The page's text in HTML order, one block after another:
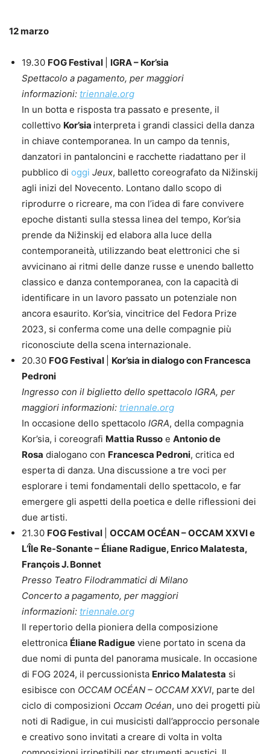
12 marzo
19.30 FOG Festival
IGRA – Kor’sia
Spettacolo a pagamento, per maggiori
informazioni: triennale.org
In un botta e risposta tra passato e presente, il
collettivo Kor’sia interpreta i grandi classici della danza
in chiave contemporanea. In un campo da tennis,
danzatori in pantaloncini e racchette riadattano per il
pubblico di oggi Jeux, balletto coreografato da Nižinskij
agli inizi del Novecento. Lontano dallo scopo di
riprodurre o ricreare, ma con l’idea di fare convivere
epoche distanti sulla stessa linea del tempo, Kor’sia
prende da Nižinskij ed elabora alla luce della
contemporaneità, utilizzando beat elettronici che si
avvicinano ai ritmi delle danze russe e unendo balletto
classico e danza contemporanea, con la capacità di
identificare in un lavoro passato un potenziale non
ancora esaurito. Kor’sia, vincitrice del Fedora Prize
2023, si conferma come una delle compagnie più
riconosciute della scena internazionale.
20.30 FOG Festival
Kor’sia in dialogo con Francesca
Pedroni
Ingresso con il biglietto dello spettacolo IGRA, per
maggiori informazioni: triennale.org
In occasione dello spettacolo IGRA, della compagnia
Kor’sia, i coreografi Mattia Russo e Antonio de
Rosa dialogano con Francesca Pedroni, critica ed
esperta di danza. Una discussione a tre voci per
esplorare i temi fondamentali dello spettacolo, e far
emergere gli aspetti della poetica e delle riflessioni dei
due artisti.
21.30 FOG Festival
OCCAM OCÉAN – OCCAM XXVI e
L’Île Re-Sonante – Éliane Radigue, Enrico Malatesta,
François J. Bonnet
Presso Teatro Filodrammatici di Milano
Concerto a pagamento, per maggiori
informazioni: triennale.org
Il repertorio della pioniera della composizione
elettronica Éliane Radigue viene portato in scena da
due nomi di punta del panorama musicale. In occasione
di FOG 2024, il percussionista Enrico Malatesta si
esibisce con OCCAM OCÉAN – OCCAM XXVI, parte del
ciclo di composizioni Occam Océan, uno dei progetti più
noti di Radigue, in cui musicisti dall’approccio personale
e creativo sono invitati a creare di volta in volta